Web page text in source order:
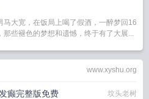
马大宽，在饭局上喝了假酒，一醉梦回16
那些褪色的梦想和遗憾，终于有了大展...
www.xyshu.org
癫完整版免费 坟头老树